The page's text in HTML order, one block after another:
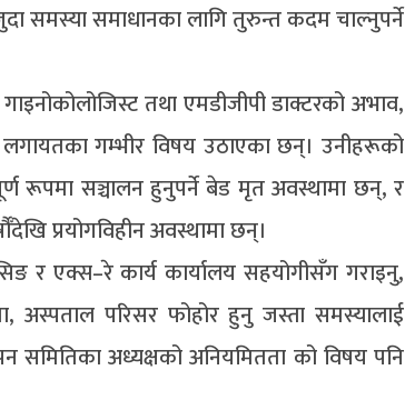
समस्या समाधानका लागि तुरुन्त कदम चाल्नुपर्ने
तथा एमडीजीपी डाक्टरको अभाव,
लगायतका गम्भीर विषय उठाएका छन्। उनीहरूको
रूपमा सञ्चालन हुनुपर्ने बेड मृत अवस्थामा छन्, र
प्रयोगविहीन अवस्थामा छन्।
र एक्स–रे कार्य कार्यालय सहयोगीसँग गराइनु,
अस्पताल परिसर फोहोर हुनु जस्ता समस्यालाई
अध्यक्षको अनियमितता को विषय पनि